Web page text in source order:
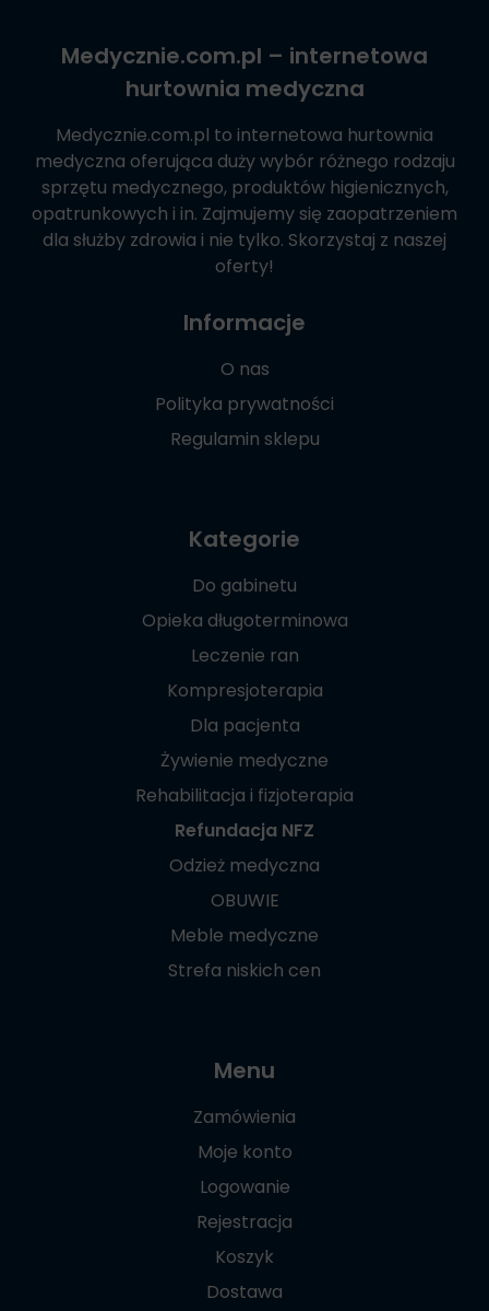
Medycznie.com.pl – internetowa
hurtownia medyczna
Medycznie.com.pl to internetowa hurtownia
medyczna oferująca duży wybór różnego rodzaju
sprzętu medycznego, produktów higienicznych,
opatrunkowych i in. Zajmujemy się zaopatrzeniem
dla służby zdrowia i nie tylko. Skorzystaj z naszej
oferty!
Informacje
O nas
Polityka prywatności
Regulamin sklepu
Kategorie
Do gabinetu
Opieka długoterminowa
Leczenie ran
Kompresjoterapia
Dla pacjenta
Żywienie medyczne
Rehabilitacja i fizjoterapia
Refundacja NFZ
Odzież medyczna
OBUWIE
Meble medyczne
Strefa niskich cen
Menu
Zamówienia
Moje konto
Logowanie
Rejestracja
Koszyk
Dostawa